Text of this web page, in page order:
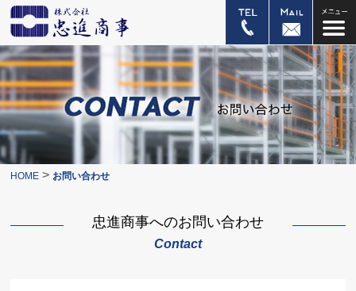
HOME > お問い合わせ
忠進商事へのお問い合わせ
Contact